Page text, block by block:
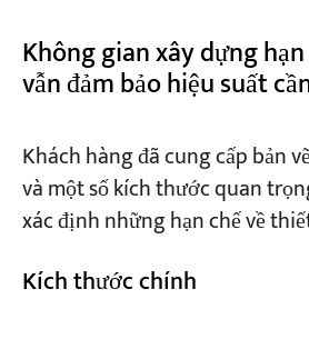
Không gian xây dựng
vẫn đảm bảo hiệu suất
Khách hàng đã cung cấp bản
và một số kích thước quan
xác định những hạn chế về
Kích thước chính